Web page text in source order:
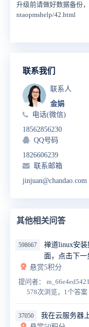
升级前请做好数据备份
ntaopmshelp/42.html
联系我们
联系人
金娟
电话(微信)
18562856230
QQ号码
1826606239
联系邮箱
jinjuan@chandao.com
其他相关问答
598667
禅道linux安
面，点击下
悬赏5积分
提问者：
578次浏览，1个答案
37050 我在云服务器